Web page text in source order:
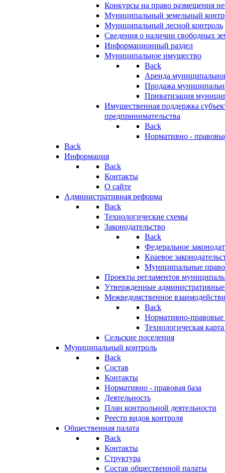
Конкурсы на право размещения
Муниципальный земельный
Муниципальный лесной контроль
Сведения о наличии свободных
Информационный раздел
Муниципальное имущество
Back
Аренда
Продажа
Приватизация
Имущественная поддержка
предпринимательства
Back
Нормативно -
Back
Информация
Back
Контакты
О сайте
Административная реформа
Back
Технологические схемы
Законодательство
Back
Федеральное
Краевое
Муниципальные
Проекты регламентов
Утвержденные
Межведомственное
Back
Нормативно-правовые
Технологическая
Сельские поселения
Муниципальный контроль
Back
Состав
Контакты
Нормативно - правовая база
Деятельность
План контрольной деятельности
Реестр видов контроля
Общественная палата
Back
Контакты
Структура
Состав общественной палаты